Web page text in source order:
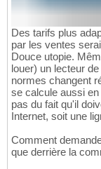
Des tarifs plus
par les ventes
Douce utopie.
louer) un lecteur
normes changent
se calcule aussi
pas du fait qu'il
Internet, soit une
Comment
que derrière la